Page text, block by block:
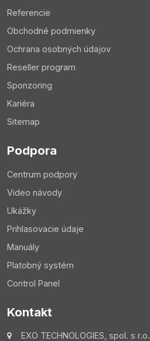
Referencie
Obchodné podmienky
Ochrana osobných údajov
Reseller program
Sponzoring
Kariéra
Sitemap
Podpora
Centrum podpory
Video návody
Ukážky
Prihlasovacie údaje
Manuály
Platobný systém
Control Panel
Kontakt
EXO TECHNOLOGIES, spol. s r.o.